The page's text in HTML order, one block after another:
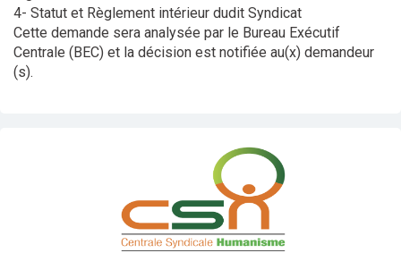
4- Statut et Règlement intérieur dudit Syndicat
Cette demande sera analysée par le Bureau Exécutif
Centrale (BEC) et la décision est notifiée au(x) demandeur
(s).